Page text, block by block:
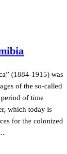
(1884-1915) was
of the so-called
of time
which today is
for the colonized